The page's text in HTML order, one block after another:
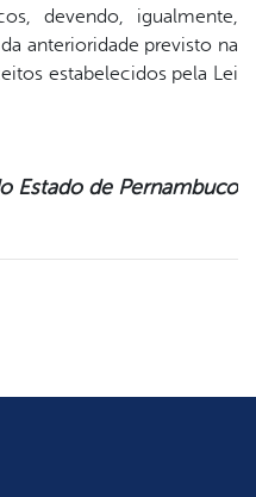
devendo, igualmente,
anterioridade previsto na
estabelecidos pela Lei
Estado de Pernambuco